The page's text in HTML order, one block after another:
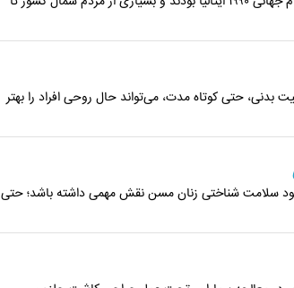
بدنی، حتی کوتاه‌ مدت، می‌تواند حال روحی افراد را بهتر
سلامت شناختی زنان مسن نقش مهمی داشته باشد؛ حتی